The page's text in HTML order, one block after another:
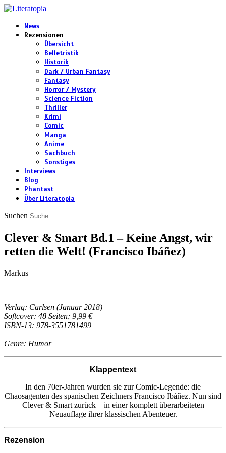
News
Rezensionen
Übersicht
Belletristik
Historik
Dark / Urban Fantasy
Fantasy
Horror / Mystery
Science Fiction
Thriller
Krimi
Comic
Manga
Anime
Sachbuch
Sonstiges
Interviews
Blog
Phantast
Über Literatopia
Suchen
Clever & Smart Bd.1 – Keine Angst, wir
retten die Welt! (Francisco Ibáñez)
Markus
Verlag: Carlsen (Januar 2018)
Softcover: 48 Seiten; 9,99 €
ISBN-13: 978-3551781499
Genre: Humor
Klappentext
In den 70er-Jahren wurden sie zur Comic-Legende: die
Chaosagenten des spanischen Zeichners Francisco Ibáñez. Nun sind
Clever & Smart zurück – in einer komplett überarbeiteten
Neuauflage ihrer klassischen Abenteuer.
Rezension